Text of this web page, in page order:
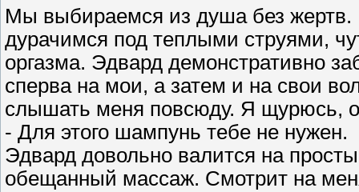
Мы выбираемся из душа без жертв.
дурачимся под теплыми струями,
оргазма. Эдвард демонстративно
сперва на мои, а затем и на свои
слышать меня повсюду. Я щурюсь,
- Для этого шампунь тебе не нужен.
Эдвард довольно валится на
обещанный массаж. Смотрит на